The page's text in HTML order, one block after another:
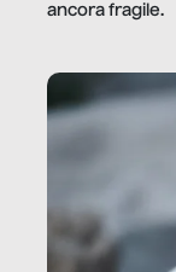
ancora fragile.